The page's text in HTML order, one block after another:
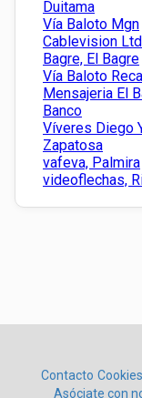
Duitama
Vía Baloto Mgn
Cablevision
Bagre, El Bagre
Vía Baloto
Mensajeria El
Banco
Víveres Diego
Zapatosa
vafeva, Palmira
videoflechas,
Contacto Cookies
Asóciate con